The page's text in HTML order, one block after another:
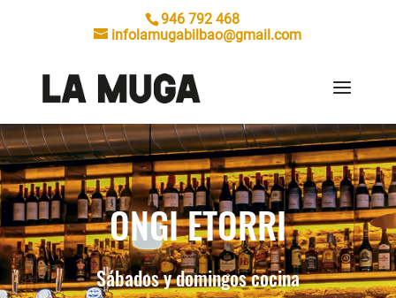
946 792 468
infolamugabilbao@gmail.com
ONGI ETORRI
Sábados y domingos cocina